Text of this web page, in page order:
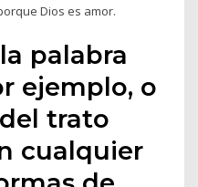
Dios es amor.
palabra
ejemplo, o
trato
cualquier